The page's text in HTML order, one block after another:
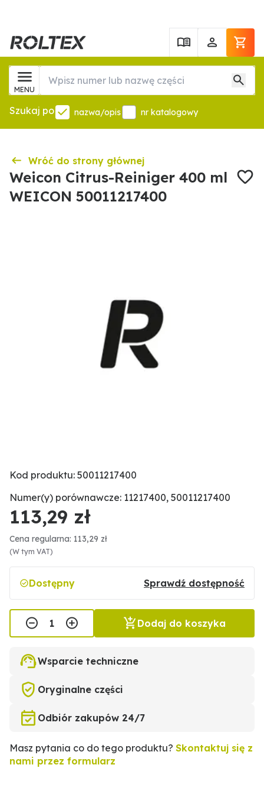
MENU
Szukaj po nazwa/opis nr katalogowy
Wróć do strony głównej
Weicon Citrus-Reiniger 400 ml
WEICON 50011217400
Kod produktu: 50011217400
Numer(y) porównawcze: 11217400, 50011217400
113,29 zł
Cena regularna: 113,29 zł
(W tym VAT)
Dostępny Sprawdź dostępność
Dodaj do koszyka
Wsparcie techniczne
Oryginalne części
Odbiór zakupów 24/7
Masz pytania co do tego produktu? Skontaktuj się z
nami przez formularz